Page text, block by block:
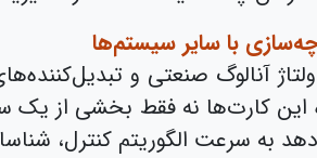
با سایر سیستم‌ها
کارت‌ها نه فقط بخشی از یک
به سرعت الگوریتم کنترل،